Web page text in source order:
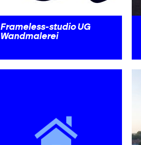
Frameless-studio UG
Wandmalerei